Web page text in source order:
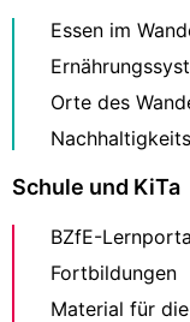
Essen im
Orte des
Schule und KiTa
BZfE-
Fortbildungen
Material für